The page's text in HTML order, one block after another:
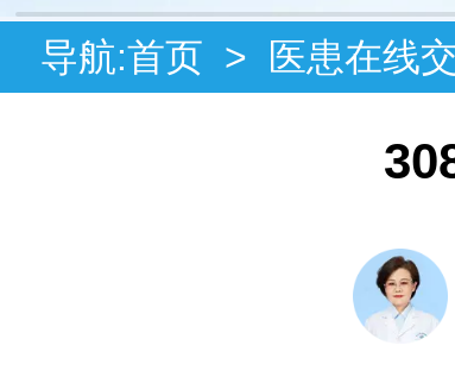
导航:首页 > 医患在线